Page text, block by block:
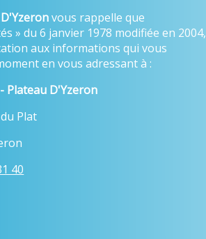
vous rappelle que
» du 6 janvier 1978 modifiée en 2004,
aux informations qui vous
en vous adressant à :
Plateau D'Yzeron
Plat
40